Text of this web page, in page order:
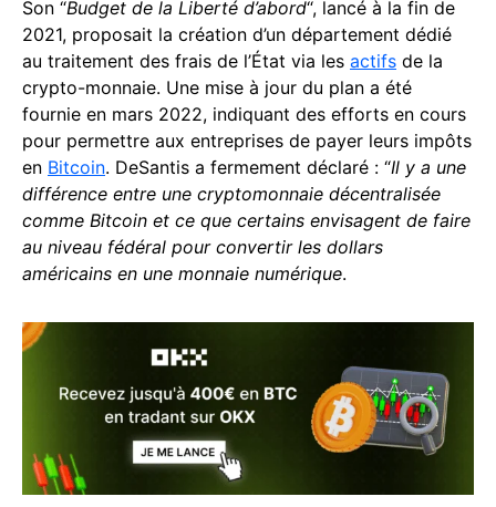
Son “Budget de la Liberté d’abord“, lancé à la fin de
2021, proposait la création d’un département dédié
au traitement des frais de l’État via les actifs de la
crypto-monnaie. Une mise à jour du plan a été
fournie en mars 2022, indiquant des efforts en cours
pour permettre aux entreprises de payer leurs impôts
en Bitcoin. DeSantis a fermement déclaré : “Il y a une
différence entre une cryptomonnaie décentralisée
comme Bitcoin et ce que certains envisagent de faire
au niveau fédéral pour convertir les dollars
américains en une monnaie numérique.